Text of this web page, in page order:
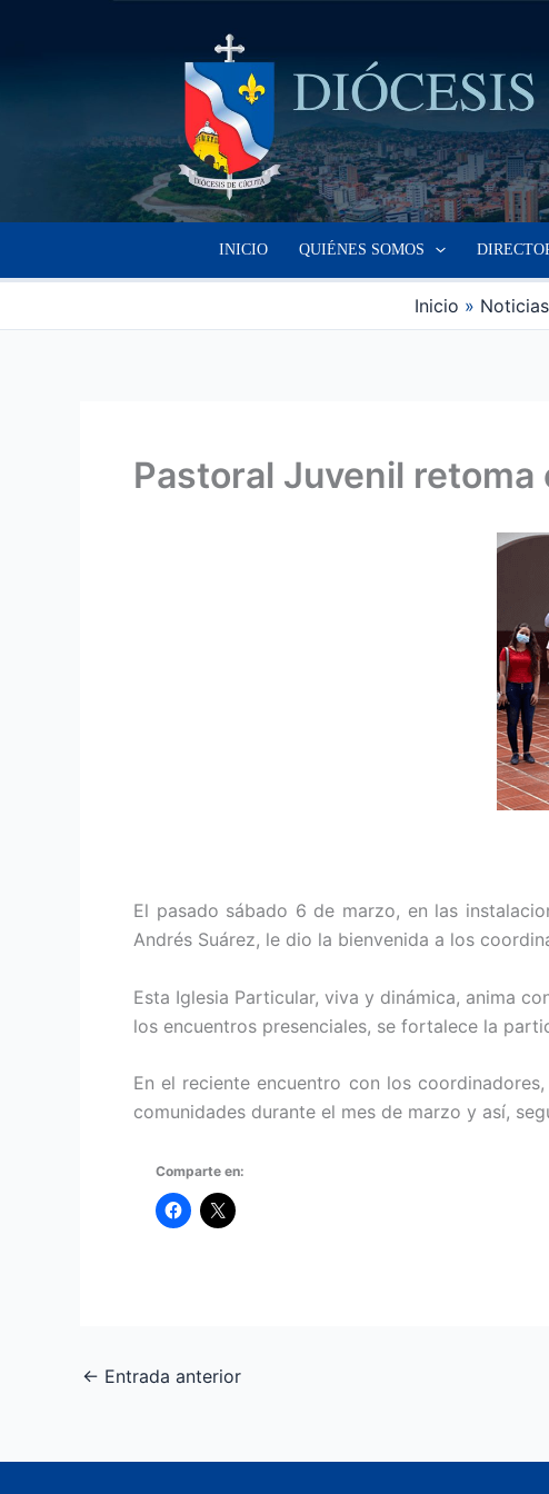
INICIO QUIÉNES SOMOS
Inicio
Pastoral Juvenil
El pasado sábado 6 de marzo, en las
Andrés Suárez, le dio la bienvenida a los
Esta Iglesia Particular, viva y dinámica, anima
los encuentros presenciales, se fortalece la
En el reciente encuentro con los
comunidades durante el mes de marzo y así,
Comparte en:
← Entrada anterior